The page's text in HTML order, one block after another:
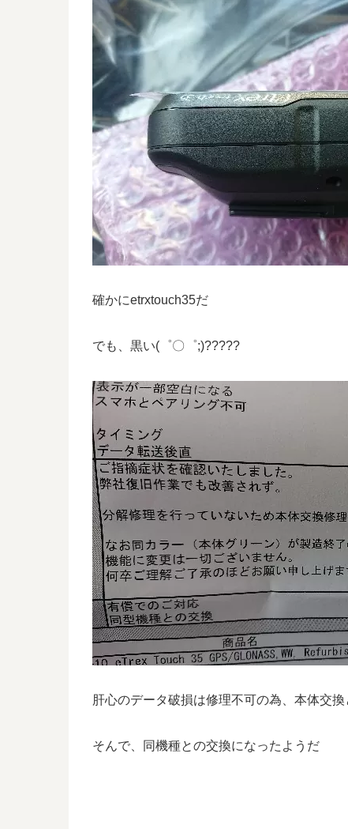
確かにetrxtouch35だ
でも、黒い(゜〇゜;)?????
肝心のデータ破損は修理不可の為、本体交
そんで、同機種との交換になったようだ